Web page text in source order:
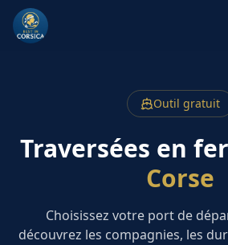
Outil gratuit
Traversées en
Corse
Choisissez votre port de
découvrez les compagnies, les